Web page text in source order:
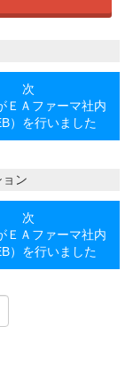
次
ＥＡファーマ社内
）を行いました
ン
次
ＥＡファーマ社内
）を行いました